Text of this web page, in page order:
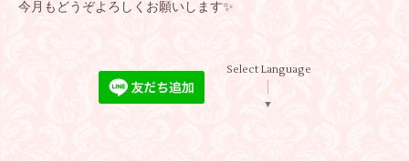
今月もどうぞよろしくお願いします✨
Select Language
▼